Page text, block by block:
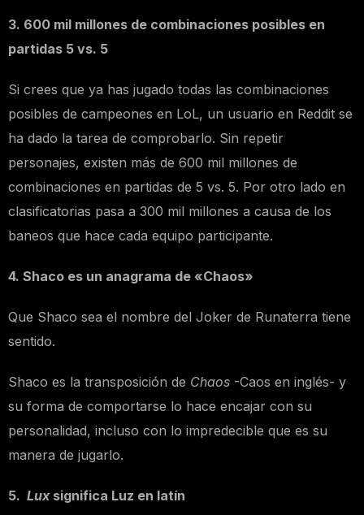
3. 600 mil millones de combinaciones posibles en
partidas 5 vs. 5
Si crees que ya has jugado todas las combinaciones
posibles de campeones en LoL, un usuario en Reddit se
ha dado la tarea de comprobarlo. Sin repetir
personajes, existen más de 600 mil millones de
combinaciones en partidas de 5 vs. 5. Por otro lado en
clasificatorias pasa a 300 mil millones a causa de los
baneos que hace cada equipo participante.
4. Shaco es un anagrama de «Chaos»
Que Shaco sea el nombre del Joker de Runaterra tiene
sentido.
Shaco es la transposición de Chaos -Caos en inglés- y
su forma de comportarse lo hace encajar con su
personalidad, incluso con lo impredecible que es su
manera de jugarlo.
5. Luxsignifica Luz en latín